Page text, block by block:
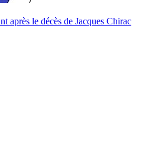
après le décès de Jacques Chirac